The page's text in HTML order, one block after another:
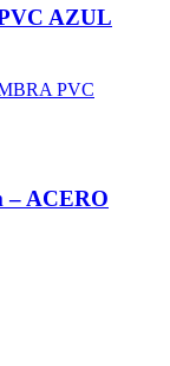
AZUL
PVC
ACERO